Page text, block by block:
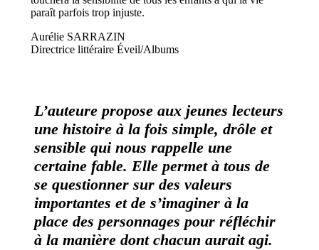
paraît parfois trop injuste.
Aurélie SARRAZIN
Directrice littéraire Éveil/Albums
L’auteure propose aux jeunes lecteurs
une histoire à la fois simple, drôle et
sensible qui nous rappelle une
certaine fable. Elle permet à tous de
se questionner sur des valeurs
importantes et de s’imaginer à la
place des personnages pour réfléchir
à la manière dont chacun aurait agi.